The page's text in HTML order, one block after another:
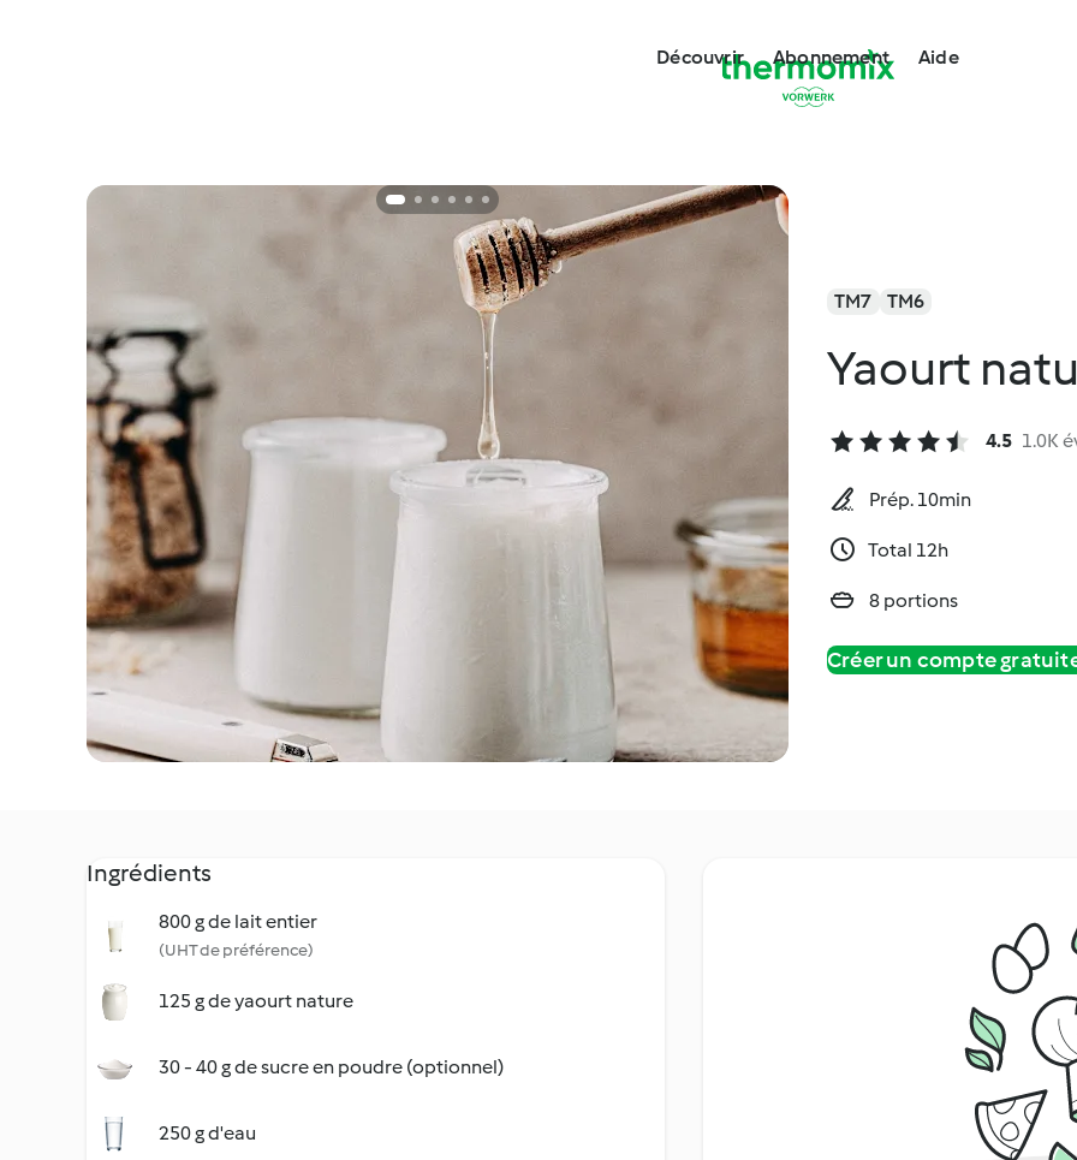
Découvrir Abonnement Aide
TM7 TM6
Yaourt
4.5 1.0K
Prép. 10min
Total 12h
8 portions
Créer un compte
Ingrédients
800 g de lait entier
(UHT de préférence)
125 g de yaourt nature
30 - 40 g de sucre en poudre (optionnel)
250 g d'eau